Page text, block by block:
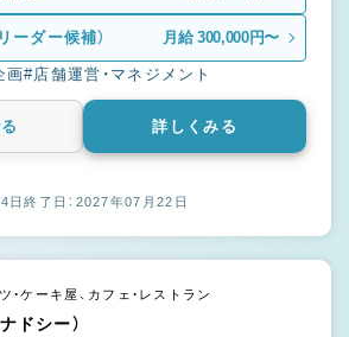
ーダー候補） 月給 300,000円〜
画#店舗運営・マネジメント
詳しくみる
日終了日：2027年07月22日
・ケーキ屋、カフェ・レストラン
ドシー）